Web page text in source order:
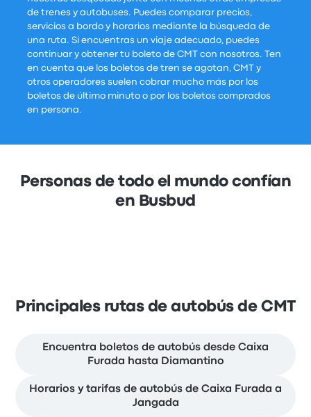
de trenes y autobuses. Puedes comparar precios,
servicios a bordo y horarios mediante la búsqueda de
una ruta. Si encuentras un viaje adecuado, puedes
continuar y obtener tu boleto de CMT con nosotros. Ten
en cuenta que los boletos de tren se agotan, CMT y
otros operadores suelen cobrar mucho más por los
boletos de último minuto o por los boletos comprados
en persona.
Personas de todo el mundo confían
en Busbud
Principales rutas de autobús de CMT
Encuentra boletos de autobús desde Caixa
Furada hasta Diamantino
Horarios y tarifas de autobús de Caixa Furada a
Jangada